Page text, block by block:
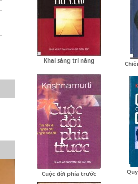
Khai sáng trí năng
Cuộc đời phía trước